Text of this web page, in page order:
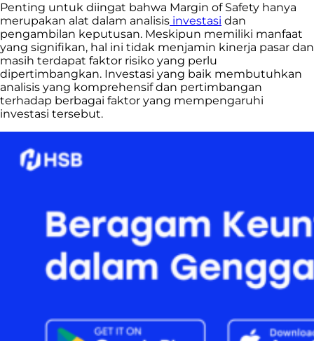
Penting untuk diingat bahwa Margin of Safety hanya
merupakan alat dalam analisis investasi dan
pengambilan keputusan. Meskipun memiliki manfaat
yang signifikan, hal ini tidak menjamin kinerja pasar dan
masih terdapat faktor risiko yang perlu
dipertimbangkan. Investasi yang baik membutuhkan
analisis yang komprehensif dan pertimbangan
terhadap berbagai faktor yang mempengaruhi
investasi tersebut.